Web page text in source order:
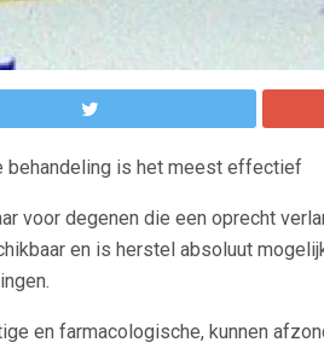
behandeling is het meest effectief
voor degenen die een oprecht
en is herstel absoluut
en farmacologische, kunnen